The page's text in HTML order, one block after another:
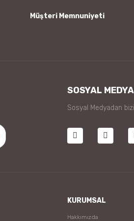
Müşteri Memnuniyeti
SOSYAL
Sosyal Medyadan
KURUMSAL
Hakkımızda